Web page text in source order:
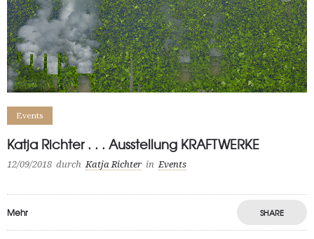
Events
Katja Richter . . . Ausstellung KRAFTWERKE
12/09/2018 durch Katja Richter in Events
Mehr SHARE